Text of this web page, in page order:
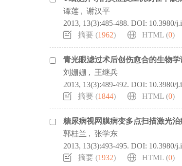
谭莲 , 谢汉平
2013, 13(3):485-488. DOI: 10.3980/
摘要 (1962) HTML (0)
青光眼滤过术后创伤愈合的生物学
刘姗姗 , 王继兵
2013, 13(3):489-492. DOI: 10.3980/
摘要 (1844) HTML (0)
糖尿病视网膜病变多点扫描激光
郭桂兰 , 张学东
2013, 13(3):493-495. DOI: 10.3980/
摘要 (1932) HTML (0)